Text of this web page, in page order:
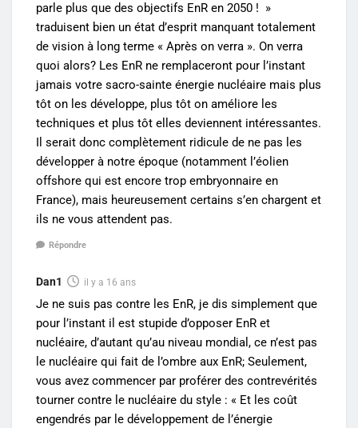
parle plus que des objectifs EnR en 2050 ! »
traduisent bien un état d’esprit manquant totalement
de vision à long terme « Après on verra ». On verra
quoi alors? Les EnR ne remplaceront pour l’instant
jamais votre sacro-sainte énergie nucléaire mais plus
tôt on les développe, plus tôt on améliore les
techniques et plus tôt elles deviennent intéressantes.
Il serait donc complètement ridicule de ne pas les
développer à notre époque (notamment l’éolien
offshore qui est encore trop embryonnaire en
France), mais heureusement certains s’en chargent et
ils ne vous attendent pas.
Répondre
Dan1 il y a 16 ans
Je ne suis pas contre les EnR, je dis simplement que
pour l’instant il est stupide d’opposer EnR et
nucléaire, d’autant qu’au niveau mondial, ce n’est pas
le nucléaire qui fait de l’ombre aux EnR; Seulement,
vous avez commencer par proférer des contrevérités
tourner contre le nucléaire du style : « Et les coût
engendrés par le développement de l’énergie